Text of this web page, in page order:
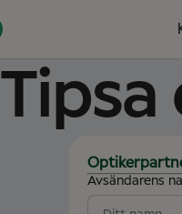
Tipsa
Avsändarens